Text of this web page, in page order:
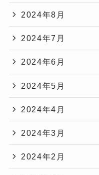
2024年8月
2024年7月
2024年6月
2024年5月
2024年4月
2024年3月
2024年2月